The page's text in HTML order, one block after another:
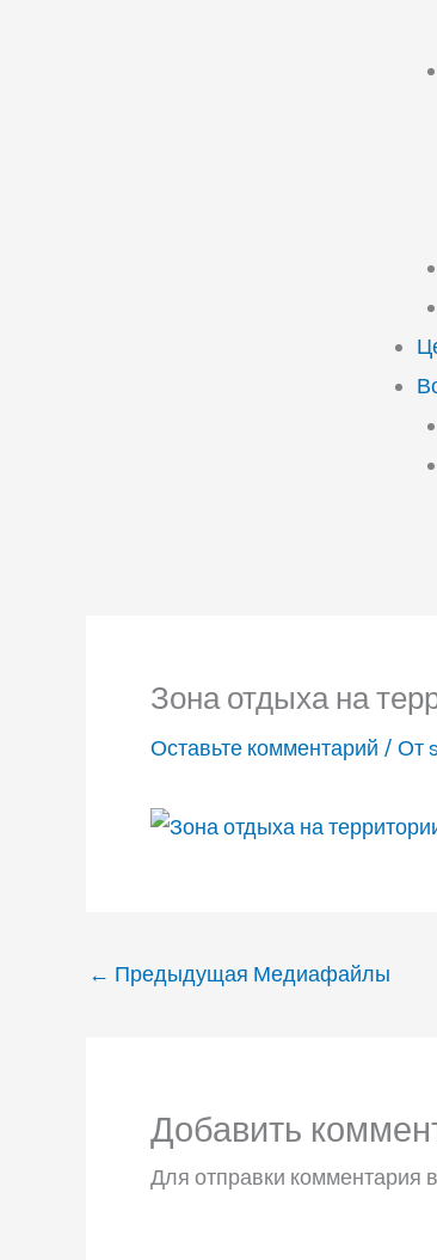
Зона отдыха на
Оставьте комментарий / От
← Предыдущая Медиафайлы
Добавить
Для отправки комментария